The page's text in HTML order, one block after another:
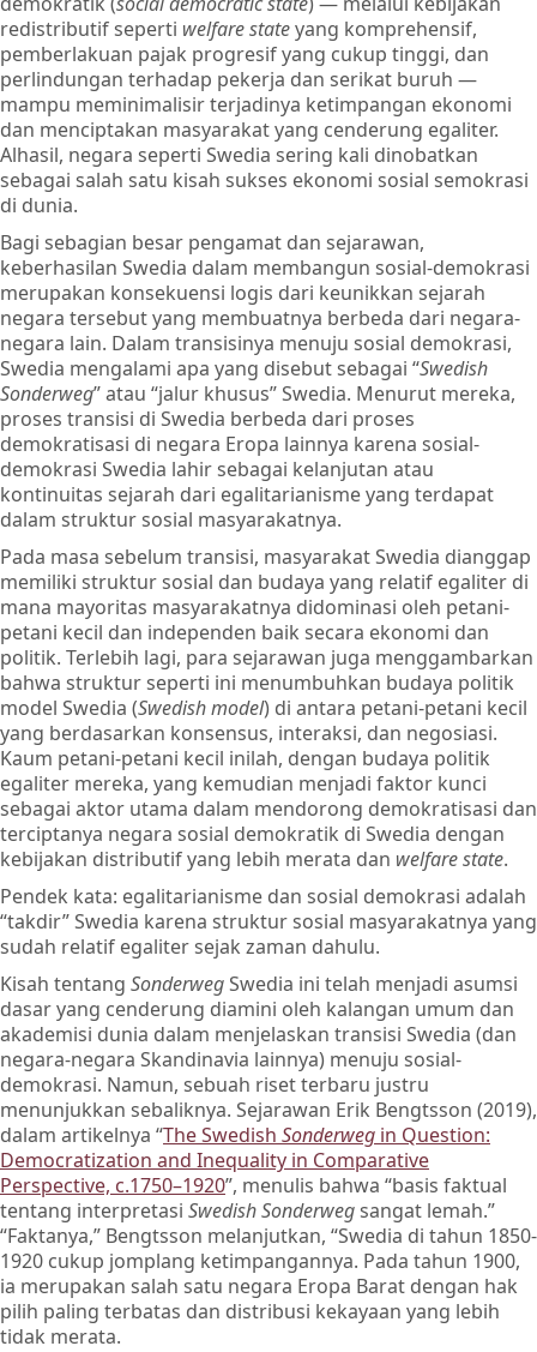
redistributif seperti welfare stateyang komprehensif,
pemberlakuan pajak progresif yang cukup tinggi, dan
perlindungan terhadap pekerja dan serikat buruh —
mampu meminimalisir terjadinya ketimpangan ekonomi
dan menciptakan masyarakat yang cenderung egaliter.
Alhasil, negara seperti Swedia sering kali dinobatkan
sebagai salah satu kisah sukses ekonomi sosial semokrasi
di dunia.
Bagi sebagian besar pengamat dan sejarawan,
keberhasilan Swedia dalam membangun sosial-demokrasi
merupakan konsekuensi logis dari keunikkan sejarah
negara tersebut yang membuatnya berbeda dari negara-
negara lain. Dalam transisinya menuju sosial demokrasi,
Swedia mengalami apa yang disebut sebagai “Swedish
Sonderweg” atau “jalur khusus” Swedia. Menurut mereka,
proses transisi di Swedia berbeda dari proses
demokratisasi di negara Eropa lainnya karena sosial-
demokrasi Swedia lahir sebagai kelanjutan atau
kontinuitas sejarah dari egalitarianisme yang terdapat
dalam struktur sosial masyarakatnya.
Pada masa sebelum transisi, masyarakat Swedia dianggap
memiliki struktur sosial dan budaya yang relatif egaliter di
mana mayoritas masyarakatnya didominasi oleh petani-
petani kecil dan independen baik secara ekonomi dan
politik. Terlebih lagi, para sejarawan juga menggambarkan
bahwa struktur seperti ini menumbuhkan budaya politik
model Swedia (Swedish model) di antara petani-petani kecil
yang berdasarkan konsensus, interaksi, dan negosiasi.
Kaum petani-petani kecil inilah, dengan budaya politik
egaliter mereka, yang kemudian menjadi faktor kunci
sebagai aktor utama dalam mendorong demokratisasi dan
terciptanya negara sosial demokratik di Swedia dengan
kebijakan distributif yang lebih merata dan welfare state.
Pendek kata: egalitarianisme dan sosial demokrasi adalah
“takdir” Swedia karena struktur sosial masyarakatnya yang
sudah relatif egaliter sejak zaman dahulu.
Kisah tentang SonderwegSwedia ini telah menjadi asumsi
dasar yang cenderung diamini oleh kalangan umum dan
akademisi dunia dalam menjelaskan transisi Swedia (dan
negara-negara Skandinavia lainnya) menuju sosial-
demokrasi. Namun, sebuah riset terbaru justru
menunjukkan sebaliknya. Sejarawan Erik Bengtsson (2019),
dalam artikelnya “The Swedish Sonderweg in Question:
Democratization and Inequality in Comparative
Perspective, c.1750–1920”, menulis bahwa “basis faktual
tentang interpretasi Swedish Sonderwegsangat lemah.”
“Faktanya,” Bengtsson melanjutkan, “Swedia di tahun 1850-
1920 cukup jomplang ketimpangannya. Pada tahun 1900,
ia merupakan salah satu negara Eropa Barat dengan hak
pilih paling terbatas dan distribusi kekayaan yang lebih
tidak merata.